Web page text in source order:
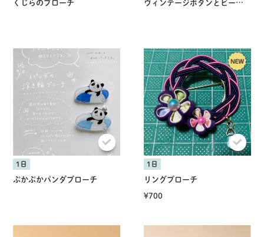
くじらのブローチ ヴィンテージボタンとビーズ刺繍ブローチ
1日
ぷかぷかパンダブローチ
1日
リングブローチ
¥700
共有方法を選択